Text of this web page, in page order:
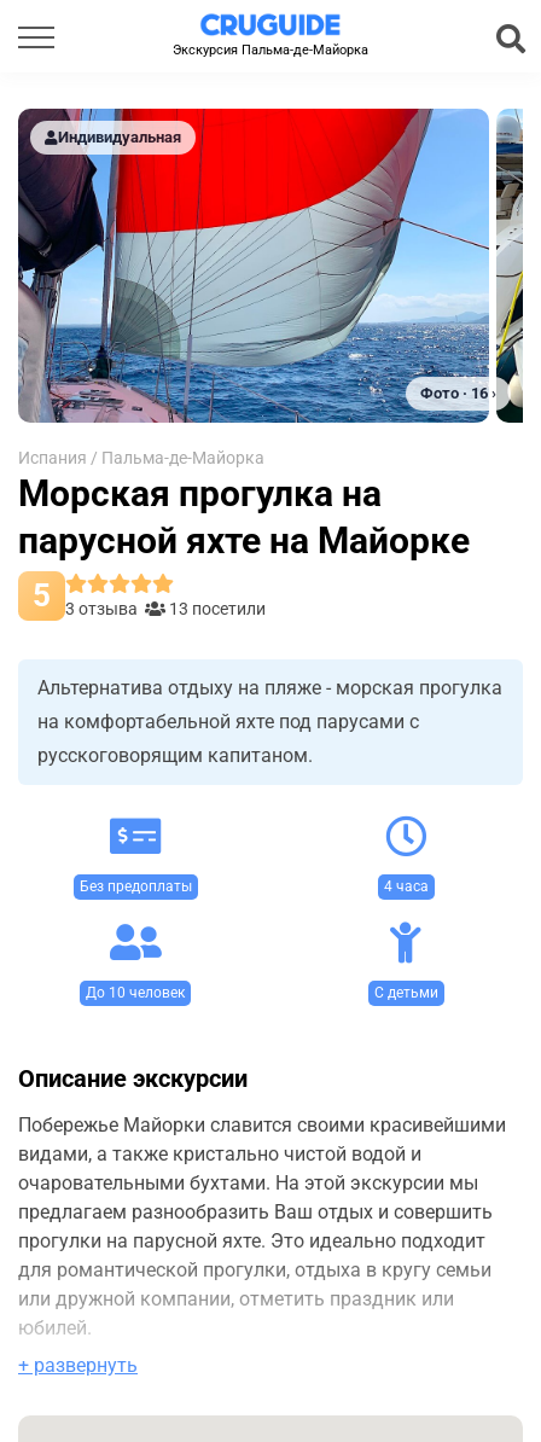
Экскурсия Пальма-де-Майорка
Индивидуальная
Фото · 16 ›
Испания / Пальма-де-Майорка
Морская прогулка на
парусной яхте на Майорке
5 3 отзыва 13 посетили
Альтернатива отдыху на пляже - морская прогулка
на комфортабельной яхте под парусами с
русскоговорящим капитаном.
Без предоплаты 4 часа
До 10 человек С детьми
Описание экскурсии
Побережье Майорки славится своими красивейшими
видами, а также кристально чистой водой и
очаровательными бухтами. На этой экскурсии мы
предлагаем разнообразить Ваш отдых и совершить
прогулки на парусной яхте. Это идеально подходит
для романтической прогулки, отдыха в кругу семьи
или дружной компании, отметить праздник или
юбилей.
Во время экскурсии на яхте можно посетить красивые
+ развернуть